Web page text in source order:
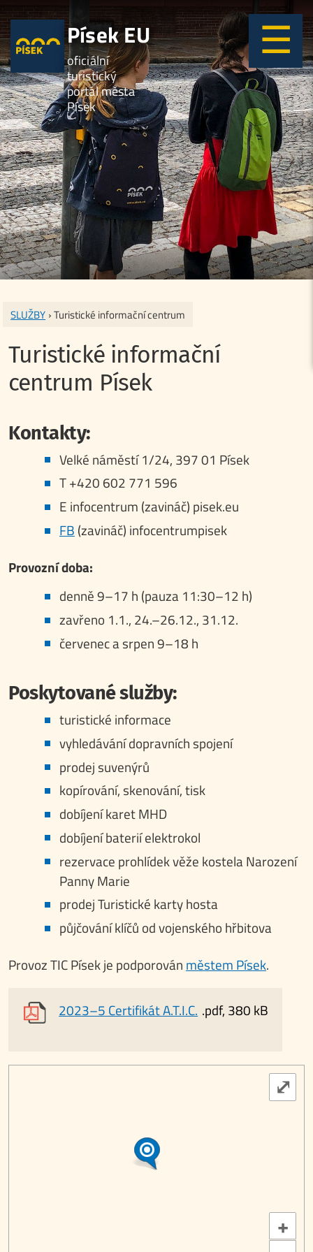
Písek EU
oficiální
turistický
portál města
Písek
SLUŽBY › Turistické informační centrum
Turistické informační
centrum Písek
Kontakty:
Velké náměstí 1/24, 397 01 Písek
T +420 602 771 596
E infocentrum (zavináč) pisek.eu
FB (zavináč) infocentrumpisek
Provozní doba:
denně 9–17 h (pauza 11:30–12 h)
zavřeno 1.1., 24.–26.12., 31.12.
červenec a srpen 9–18 h
Poskytované služby:
turistické informace
vyhledávání dopravních spojení
prodej suvenýrů
kopírování, skenování, tisk
dobíjení karet MHD
dobíjení baterií elektrokol
rezervace prohlídek věže kostela Narození
Panny Marie
prodej Turistické karty hosta
půjčování klíčů od vojenského hřbitova
Provoz TIC Písek je podporován městem Písek.
2023–5 Certifikát A.T.I.C. .pdf, 380 kB
+
⤢